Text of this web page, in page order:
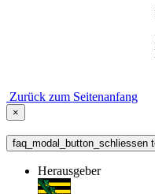
Zurück zum Seitenanfang
×
faq_modal_button_schliessen
Herausgeber